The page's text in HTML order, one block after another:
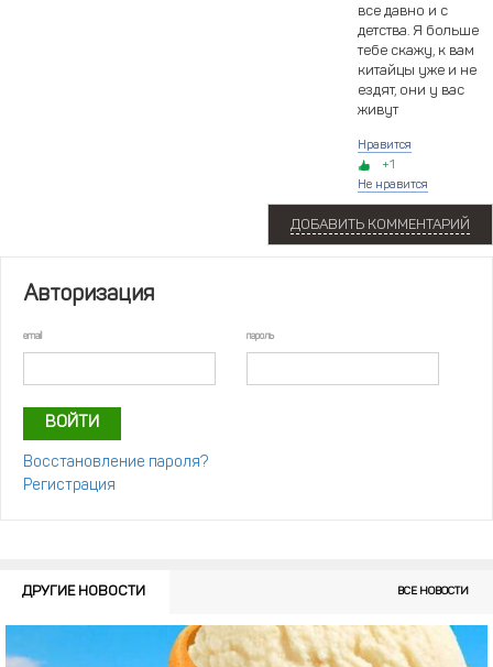
все давно и с
детства. Я больше
тебе скажу, к вам
китайцы уже и не
ездят, они у вас
живут
Нравится
1
Не нравится
ДОБАВИТЬ КОММЕНТАРИЙ
Авторизация
email пароль
Восстановление пароля?
Регистрация
ДРУГИЕ НОВОСТИ ВСЕ НОВОСТИ